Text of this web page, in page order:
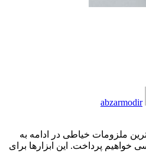
abzarmodir
ملزومات خیاطی در ادامه به
پرداخت. این ابزارها برای